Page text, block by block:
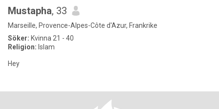
Mustapha, 33
Marseille, Provence-Alpes-Côte d'Azur, Frankrike
Söker: Kvinna 21 - 40
Religion: Islam
Hey